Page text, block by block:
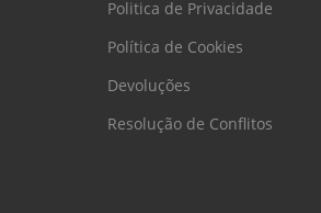
Politica de Privacidade
Política de Cookies
Devoluções
Resolução de Conflitos